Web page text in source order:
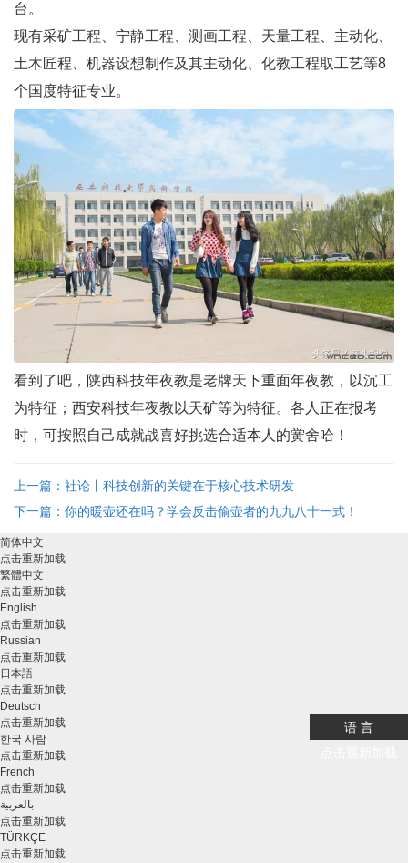
台。
现有采矿工程、宁静工程、测画工程、天量工程、主动化、
土木匠程、机器设想制作及其主动化、化教工程取工艺等8
个国度特征专业。
看到了吧，陕西科技年夜教是老牌天下重面年夜教，以沉工
为特征；西安科技年夜教以天矿等为特征。各人正在报考
时，可按照自己成就战喜好挑选合适本人的黉舍哈！
上一篇：社论丨科技创新的关键在于核心技术研发
下一篇：你的暖壶还在吗？学会反击偷壶者的九九八十一式！
语 言
简体中文
点击重新加载
繁體中文
点击重新加载
English
点击重新加载
Russian
点击重新加载
日本語
点击重新加载
Deutsch
点击重新加载
한국 사람
点击重新加载
French
点击重新加载
بالعربية
点击重新加载
TÜRKÇE
点击重新加载